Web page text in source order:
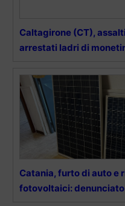
Caltagirone (CT),
arrestati ladri di
Catania, furto di auto e
fotovoltaici: